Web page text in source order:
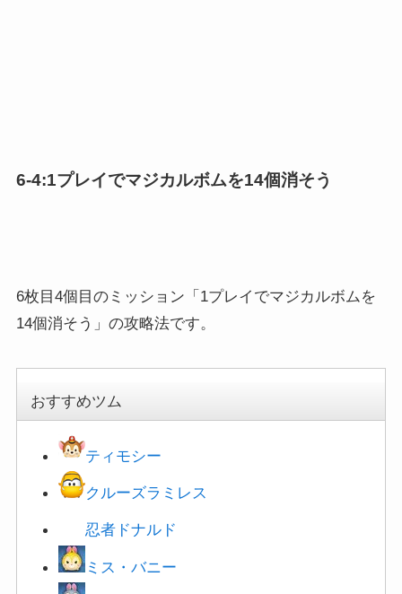
6-4:1プレイでマジカルボムを14個消そう
6枚目4個目のミッション「1プレイでマジカルボムを
14個消そう」の攻略法です。
おすすめツム
ティモシー
クルーズラミレス
忍者ドナルド
ミス・バニー